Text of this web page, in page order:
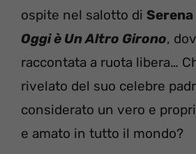
ospite nel salotto di
Oggi è Un Altro Girono,
raccontata a ruota libera…
rivelato del suo celebre
considerato un vero e
e amato in tutto il mondo?